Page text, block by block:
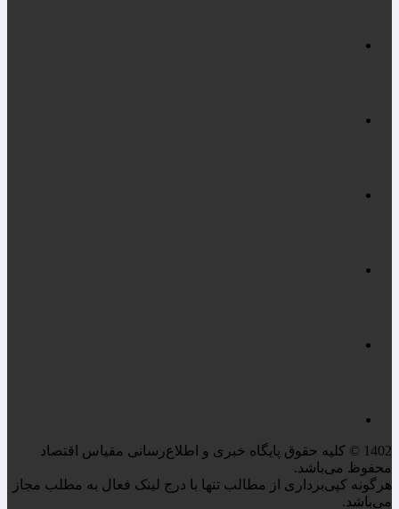
1402 © کلیه حقوق پایگاه خبری و اطلاع‌رسانی مقیاس اقتصاد
محفوظ می‌باشد.
هرگونه کپی‌برداری از مطالب تنها با درج لینک فعال به مطلب مجاز
می‌باشد.